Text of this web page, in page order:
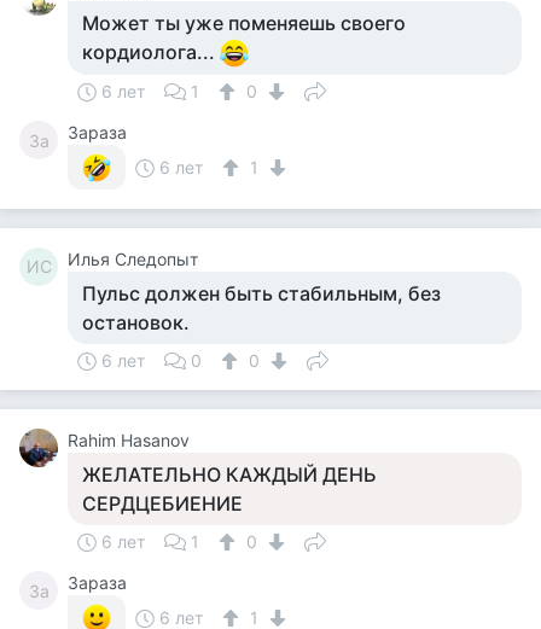
Может ты уже поменяешь своего
кордиолога...
6 лет 1 0
За
Зараза
6 лет
1
ИС Илья Следопыт
Пульс должен быть стабильным, без
остановок.
6 лет 0 0
Rahim Hasanov
ЖЕЛАТЕЛЬНО КАЖДЫЙ ДЕНЬ
СЕРДЦЕБИЕНИЕ
6 лет 1 0
За
Зараза
6 лет
1